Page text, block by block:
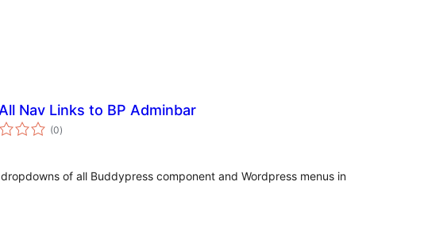
Nav Links to BP Adminbar
(0total
de
)
of all Buddypress component and Wordpress menus in